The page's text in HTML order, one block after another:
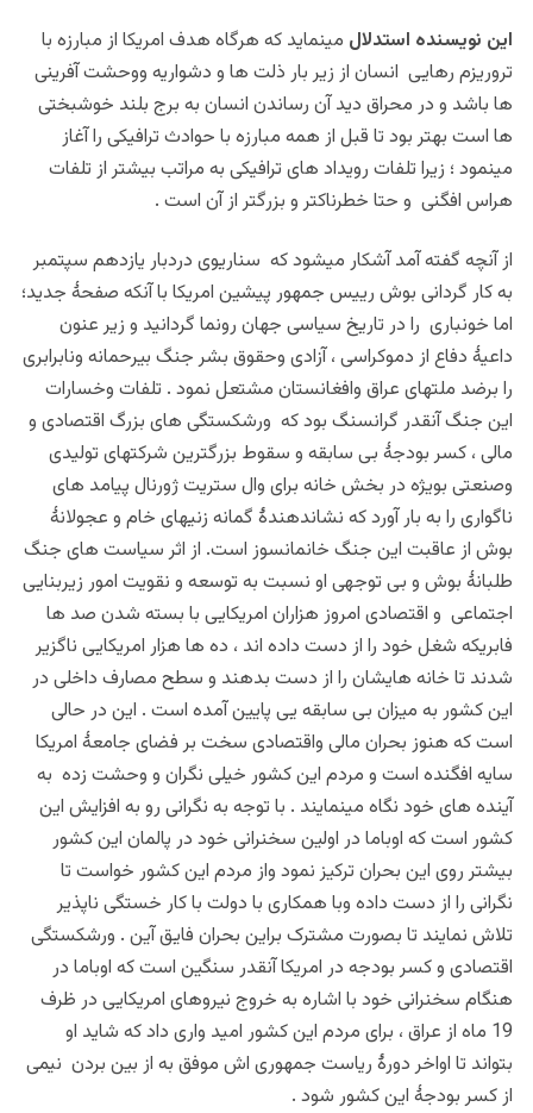
این نویسنده استدلال مینماید که هرگاه هدف امریکا از مبارزه با
تروریزم رهایی انسان از زیر بار ذلت ها و دشواریه ووحشت آفرینی
ها باشد و در محراق دید آن رساندن انسان به برج بلند خوشبختی
ها است بهتر بود تا قبل از همه مبارزه با حوادث ترافیکی را آغاز
مینمود ؛ زیرا تلفات رویداد های ترافیکی به مراتب بیشتر از تلفات
هراس افگنی و حتا خطرناکتر و بزرگتر از آن است .
از آنچه گفته آمد آشکار میشود که سناریوی دردبار یازدهم سپتمبر
به کار گردانی بوش رییس جمهور پیشین امریکا با آنکه صفحۀ جدید؛
اما خونباری را در تاریخ سیاسی جهان رونما گردانید و زیر عنون
داعیۀ دفاع از دموکراسی ، آزادی وحقوق بشر جنگ بیرحمانه ونابرابری
را برضد ملتهای عراق وافغانستان مشتعل نمود . تلفات وخسارات
این جنگ آنقدر گرانسنگ بود که ورشکستگی های بزرگ اقتصادی و
مالی ، کسر بودجۀ بی سابقه و سقوط بزرگترین شرکتهای تولیدی
وصنعتی بویژه در بخش خانه برای وال ستریت ژورنال پیامد های
ناگواری را به بار آورد که نشاندهندۀ گمانه زنیهای خام و عجولانۀ
بوش از عاقبت این جنگ خانمانسوز است. از اثر سیاست های جنگ
طلبانۀ بوش و بی توجهی او نسبت به توسعه و نقویت امور زیربنایی
اجتماعی و اقتصادی امروز هزاران امریکایی با بسته شدن صد ها
فابریکه شغل خود را از دست داده اند ، ده ها هزار امریکایی ناگزیر
شدند تا خانه هایشان را از دست بدهند و سطح مصارف داخلی در
این کشور به میزان بی سابقه یی پایین آمده است . این در حالی
است که هنوز بحران مالی واقتصادی سخت بر فضای جامعۀ امریکا
سایه افگنده است و مردم این کشور خیلی نگران و وحشت زده به
آینده های خود نگاه مینمایند . با توجه به نگرانی رو به افزایش این
کشور است که اوباما در اولین سخنرانی خود در پالمان این کشور
بیشتر روی این بحران ترکیز نمود واز مردم این کشور خواست تا
نگرانی را از دست داده وبا همکاری با دولت با کار خستگی ناپذیر
تلاش نمایند تا بصورت مشترک براین بحران فایق آین . ورشکستگی
اقتصادی و کسر بودجه در امریکا آنقدر سنگین است که اوباما در
هنگام سخنرانی خود با اشاره به خروج نیروهای امریکایی در ظرف
19 ماه از عراق ، برای مردم این کشور امید واری داد که شاید او
بتواند تا اواخر دورۀ ریاست جمهوری اش موفق به از بین بردن نیمی
از کسر بودجۀ این کشور شود .